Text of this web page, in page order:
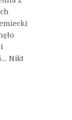
Nikt